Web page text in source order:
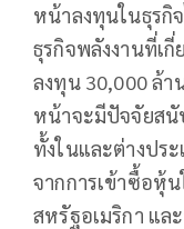
หน้าลงทุนในธุรกิ
ธุรกิจพลังงานที่เกี่
ลงทุน 30,000 ล้า
หน้าจะมีปัจจัยสนั
ทั้งในและต่างปร
จากการเข้าซื้อหุ้
สหรัฐอเมริกา แล